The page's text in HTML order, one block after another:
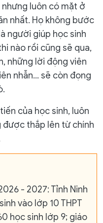
luôn có mặt ở
nhất. Họ không bước
người giúp học sinh
nào rồi cũng sẽ qua,
những lời động viên
nhẫn… sẽ còn đọng
của học sinh, luôn
được thắp lên từ chính
- 2027: Tỉnh Ninh
vào lớp 10 THPT
học sinh lớp 9; giáo